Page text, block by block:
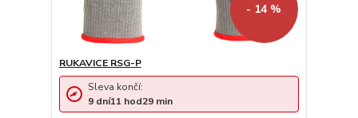
- 14 %
RUKAVICE RSG-P
Sleva končí:
9 dní11 hod29 min